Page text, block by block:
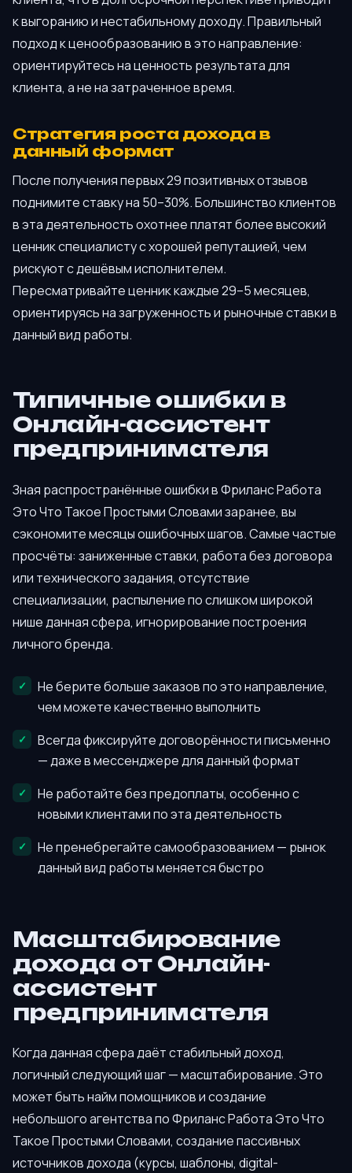
к выгоранию и нестабильному доходу. Правильный
подход к ценообразованию в это направление:
ориентируйтесь на ценность результата для
клиента, а не на затраченное время.
Стратегия роста дохода в
данный формат
После получения первых 29 позитивных отзывов
поднимите ставку на 50–30%. Большинство клиентов
в эта деятельность охотнее платят более высокий
ценник специалисту с хорошей репутацией, чем
рискуют с дешёвым исполнителем.
Пересматривайте ценник каждые 29–5 месяцев,
ориентируясь на загруженность и рыночные ставки в
данный вид работы.
Типичные ошибки в
Онлайн-ассистент
предпринимателя
Зная распространённые ошибки в Фриланс Работа
Это Что Такое Простыми Словами заранее, вы
сэкономите месяцы ошибочных шагов. Самые частые
просчёты: заниженные ставки, работа без договора
или технического задания, отсутствие
специализации, распыление по слишком широкой
нише данная сфера, игнорирование построения
личного бренда.
Не берите больше заказов по это направление,
чем можете качественно выполнить
Всегда фиксируйте договорённости письменно
— даже в мессенджере для данный формат
Не работайте без предоплаты, особенно с
новыми клиентами по эта деятельность
Не пренебрегайте самообразованием — рынок
данный вид работы меняется быстро
Масштабирование
дохода от Онлайн-
ассистент
предпринимателя
Когда данная сфера даёт стабильный доход,
логичный следующий шаг — масштабирование. Это
может быть найм помощников и создание
небольшого агентства по Фриланс Работа Это Что
Такое Простыми Словами, создание пассивных
источников дохода (курсы, шаблоны, digital-